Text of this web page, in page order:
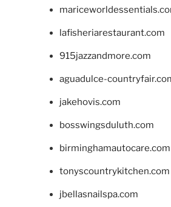
lafisheriarestaurant.com
915jazzandmore.com
aguadulce-
jakehovis.com
bosswingsduluth.com
birminghamautocare.com
tonyscountrykitchen.com
jbellasnailspa.com